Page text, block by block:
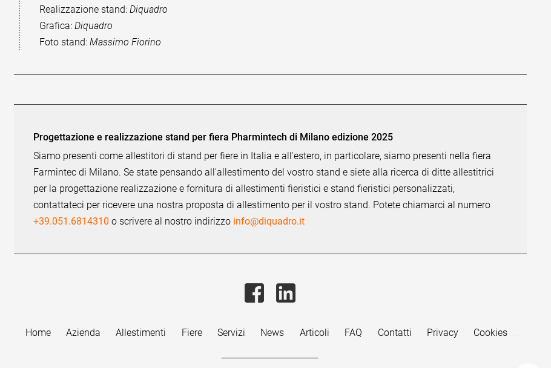
Realizzazione stand: Diquadro
Grafica: Diquadro
Foto stand: Massimo Fiorino
Progettazione e realizzazione stand per fiera Pharmintech di Milano edizione 2025
Siamo presenti come allestitori di stand per fiere in Italia e all'estero, in particolare, siamo presenti nella fiera
Farmintec di Milano. Se state pensando all'allestimento del vostro stand e siete alla ricerca di ditte allestitrici
per la progettazione realizzazione e fornitura di allestimenti fieristici e stand fieristici personalizzati,
contattateci per ricevere una nostra proposta di allestimento per il vostro stand. Potete chiamarci al numero
+39.051.6814310 o scrivere al nostro indirizzo info@diquadro.it
Home Azienda Allestimenti Fiere Servizi News Articoli FAQ Contatti Privacy Cookies